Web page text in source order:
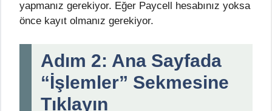
yapmanız gerekiyor. Eğer Paycell hesabınız yoksa
önce kayıt olmanız gerekiyor.
Adım 2: Ana Sayfada
“İşlemler” Sekmesine
Tıklayın